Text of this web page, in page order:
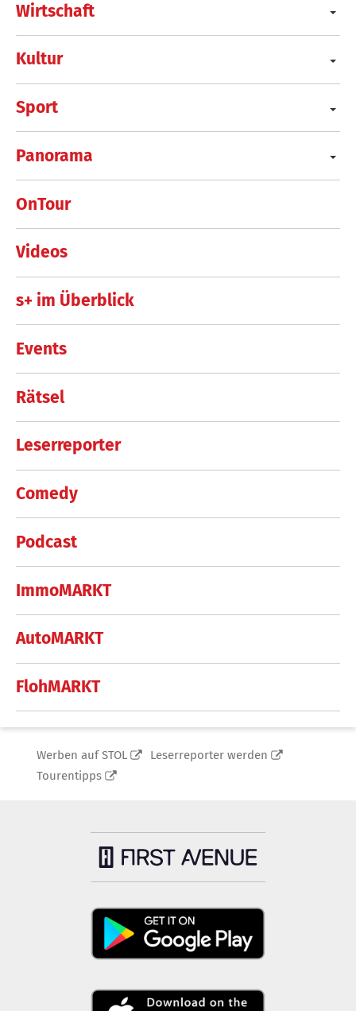
Wirtschaft
Kultur
Sport
Panorama
OnTour
Videos
s+ im Überblick
Events
Rätsel
Leserreporter
Comedy
Podcast
ImmoMARKT
AutoMARKT
FlohMARKT
Werben auf STOL
Leserreporter werden
Tourentipps